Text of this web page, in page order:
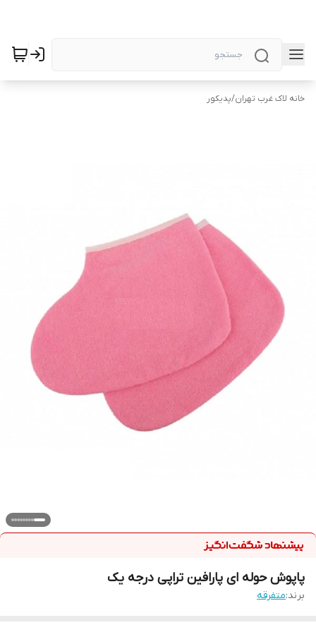
خانه لاک غرب تهران/پدیکور
پاپوش حوله ای پارافین تراپی درجه یک
برند:متفرقه